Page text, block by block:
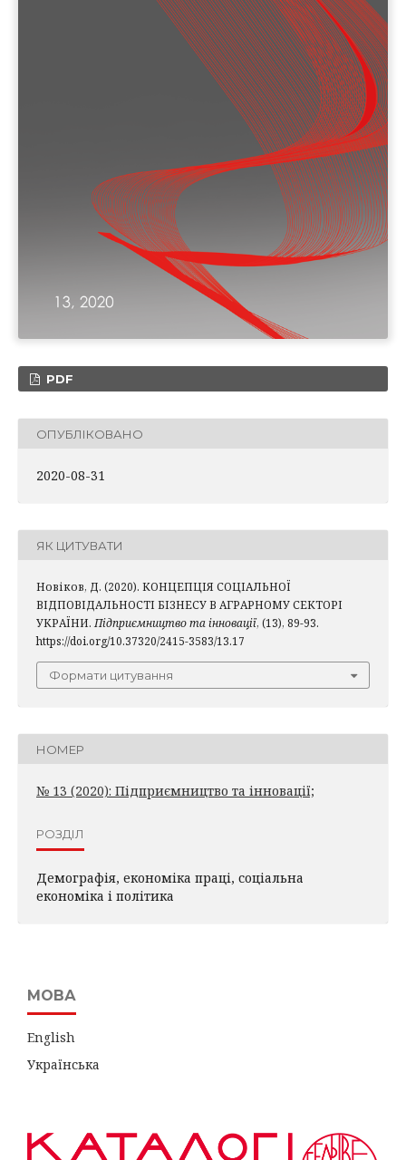
PDF
ОПУБЛІКОВАНО
2020-08-31
ЯК ЦИТУВАТИ
Новіков, Д. (2020). КОНЦЕПЦІЯ СОЦІАЛЬНОЇ
ВІДПОВІДАЛЬНОСТІ БІЗНЕСУ В АГРАРНОМУ СЕКТОРІ
УКРАЇНИ. Підприємництво та інновації, (13), 89-93.
https://doi.org/10.37320/2415-3583/13.17
Формати цитування
НОМЕР
№ 13 (2020): Підприємництво та інновації;
РОЗДІЛ
Демографія, економіка праці, соціальна
економіка і політика
МОВА
English
Українська